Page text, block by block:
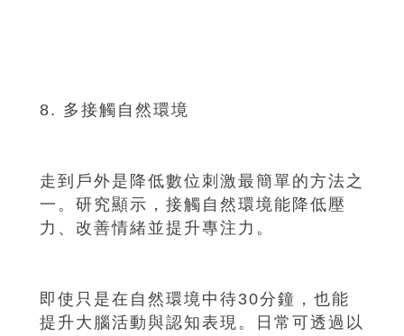
8. 多接觸自然環境
走到戶外是降低數位刺激最簡單的方法之
一。研究顯示，接觸自然環境能降低壓
力、改善情緒並提升專注力。
即使只是在自然環境中待30分鐘，也能
提升大腦活動與認知表現。日常可透過以